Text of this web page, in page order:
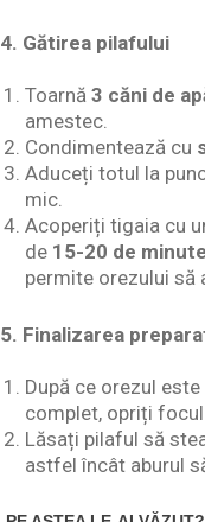
4. Gătirea pilafului
Toarnă3 căni de
amestec.
Condimentează cu
Aduceți totul la
mic.
Acoperiți tigaia cu
de 15-20 de minute
permite orezului să
5. Finalizarea
După ce orezul
complet, opriți
Lăsați pilaful să
astfel încât aburul